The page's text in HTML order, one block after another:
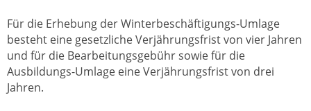
Für die Erhebung der Winterbeschäftigungs-Umlage
besteht eine gesetzliche Verjährungsfrist von vier Jahren
und für die Bearbeitungsgebühr sowie für die
Ausbildungs-Umlage eine Verjährungsfrist von drei
Jahren.